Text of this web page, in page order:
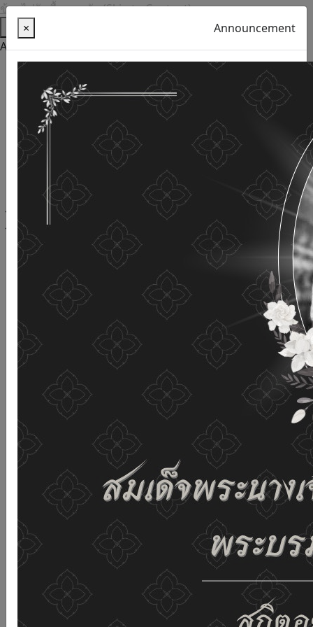
ข้ามไปยังเนื้อหาหลัก (Skip to Content)
Help
Accessibility Tools
Thai language
English
Increase the font size
Reduce font size
Normal font size
High Definition
Negative sharpness
Normal Definition
Open and read with voice
Turn off voice reading
Site map
This website uses cookies (Cookies)
The Department of Older Persons Affairs
values ​​your
personal information for the purpose of developing
and improving the website. If you use this website
without changing any settings it means that you agree
to receive cookies on the website and our privacy
policy.
See details Accept all
02-659-6811 saraban@dop.mail.go.th
Change display settings
CCC
× Announcement